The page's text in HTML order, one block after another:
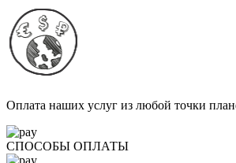
Оплата наших услуг из любой точки
СПОСОБЫ ОПЛАТЫ